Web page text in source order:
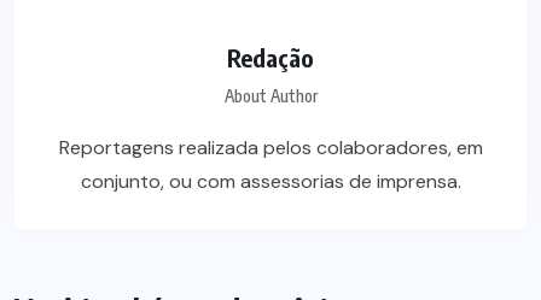
Redação
About Author
Reportagens realizada pelos colaboradores, em
conjunto, ou com assessorias de imprensa.